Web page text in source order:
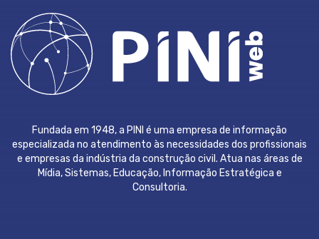
Fundada em 1948, a PINI é uma empresa de informação
especializada no atendimento às necessidades dos profissionais
e empresas da indústria da construção civil. Atua nas áreas de
Mídia, Sistemas, Educação, Informação Estratégica e
Consultoria.